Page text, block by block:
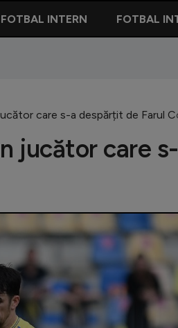
FOTBAL INTERN FOTBAL
care s-a despărțit de Farul
jucător care